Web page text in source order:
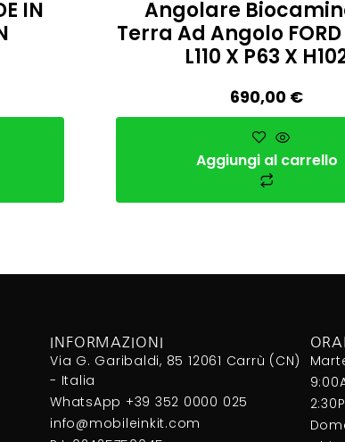
IN
Angolare
Terra Ad Angolo
L110 X P63 X
690,00 €
Aggiungi al carrello
INFORMAZIONI
Via G. Garibaldi, 85 12061 Carrù (CN)
- Italia
WhatsApp +39 352 0000 025
info@mobileinkit.com